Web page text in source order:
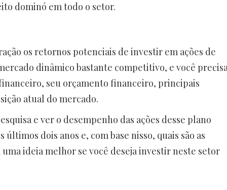
dominó em todo o setor.
os retornos potenciais de investir em ações de
dinâmico bastante competitivo, e você
seu orçamento financeiro, principais
atual do mercado.
e ver o desempenho das ações desse plano
dois anos e, com base nisso, quais são as
ideia melhor se você deseja investir neste setor